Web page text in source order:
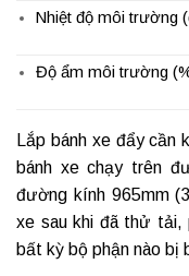
Nhiệt độ môi trường
Độ ẩm môi trường
Lắp bánh xe đẩycần
bánh xe chạy trên
đường kính 965mm
xe sau khi đã thử tải,
bất kỳ bộ phận nào bị